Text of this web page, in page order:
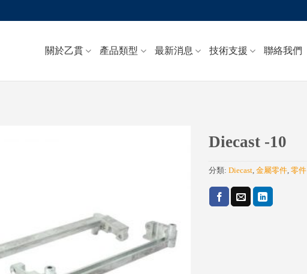
關於乙貫 產品類型 最新消息 技術支援 聯絡我們
Diecast -10
分類: Diecast, 金屬零件, 零件